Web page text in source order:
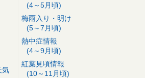
気
(4～5月頃)
梅雨入り・明け
(5～7月頃)
熱中症情報
(4～9月頃)
紅葉見頃情報
(10～11月頃)